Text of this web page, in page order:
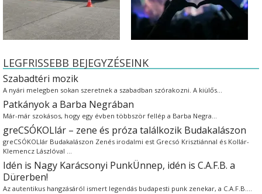
LEGFRISSEBB BEJEGYZÉSEINK
Szabadtéri mozik
A nyári melegben sokan szeretnek a szabadban szórakozni. A kiülős…
Patkányok a Barba Negrában
Már-már szokásos, hogy egy évben többször fellép a Barba Negra…
greCSÓKOLlár – zene és próza találkozik Budakalászon
greCSÓKOLlár Budakalászon Zenés irodalmi est Grecsó Krisztiánnal és Kollár-
Klemencz Lászlóval …
Idén is Nagy Karácsonyi PunkÜnnep, idén is C.A.F.B. a
Dürerben!
Az autentikus hangzásáról ismert legendás budapesti punk zenekar, a C.A.F.B.…